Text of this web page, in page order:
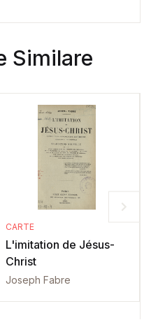
Similare
CARTE
L'imitation de Jésus-
Christ
Joseph Fabre